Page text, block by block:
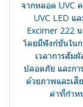
จากหลอด UVC
UVC LED แ
Excimer 222
โดยมีฟังก์ชันใน
เวลาการสัม
ปลอดภัย และกา
ด้วยภาพและเสี
ค่าที่กำห